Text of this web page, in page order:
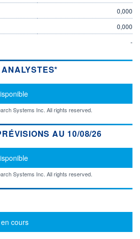
0,000
0,000
-
Systems Inc. All rights reserved.
AU 10/08/26
Systems Inc. All rights reserved.
cours